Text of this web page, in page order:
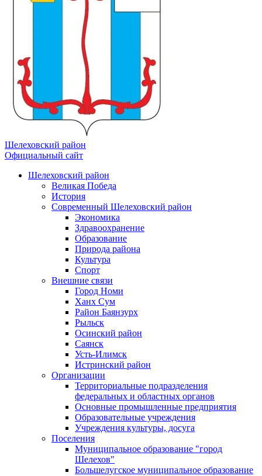
Шелеховский район
Официальный сайт
Шелеховский район
Великая Победа
История
Современный Шелеховский район
Экономика
Здравоохранение
Образование
Природа района
Культура
Спорт
Внешние связи
Город Номи
Ханх Сум
Район Баянзурх
Рыльск
Осинский район
Саянск
Усть-Илимск
Истринский район
Организации
Территориальные подразделения
федеральных и областных органов
Основные промышленные предприятия
Образовательные учреждения
Учреждения культуры, досуга
Поселения
Муниципальное образование "город
Шелехов"
Большелугское муниципальное образование